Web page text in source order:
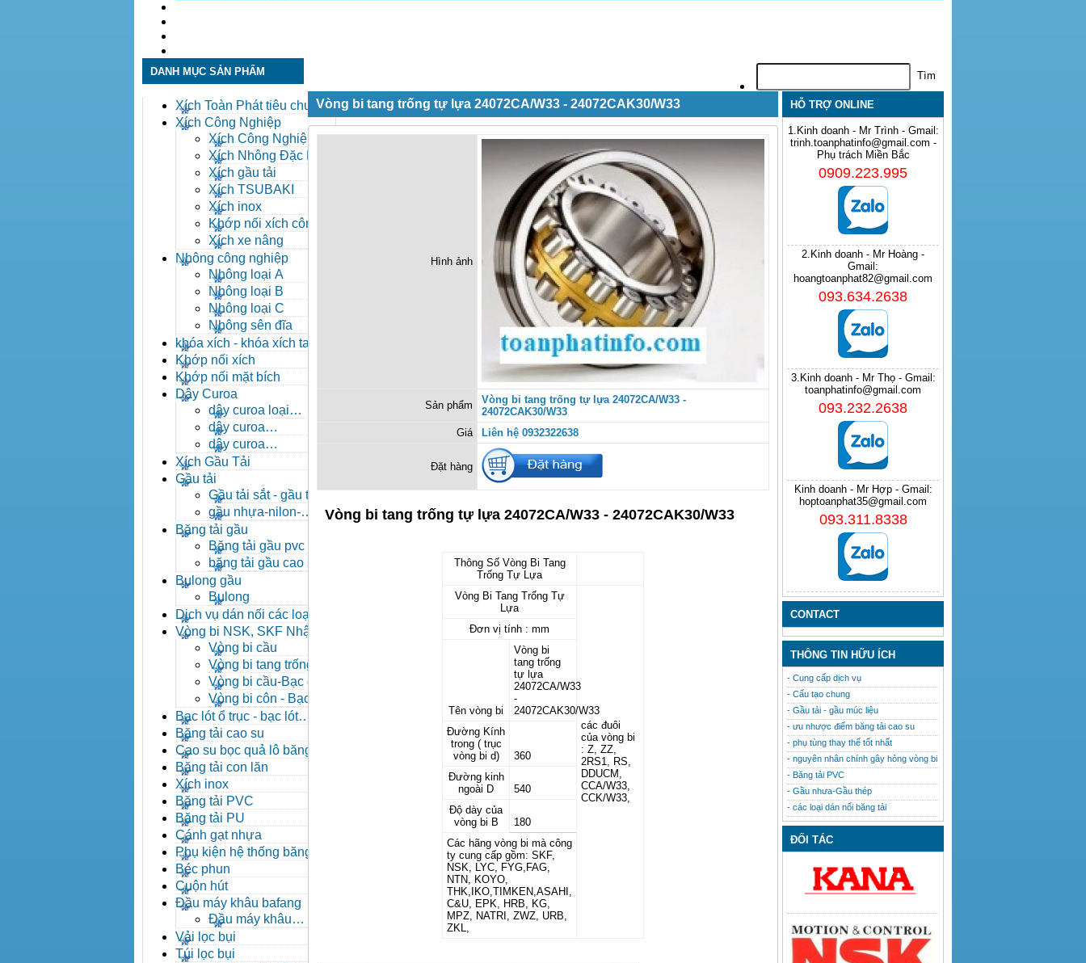
DANH MỤC SẢN PHẨM
Xích Toàn Phát tiêu chuẩn
ANSI
Xích Công Nghiệp
Xích Công Nghiệp -
Xich Cong Nghiep
Xích Nhông Đặc Biệt
Xích gầu tải
Xích TSUBAKI
Xích inox
Khớp nối xích công
nghiệp
Xích xe nâng
Nhông công nghiệp
Nhông loại A
Nhông loại B
Nhông loại C
Nhông sên đĩa
khóa xích - khóa xích tai eo
- khóa xích công nghiệp
Khớp nối xích
Khớp nối mặt bích
Dây Curoa
dây curoa loại
A,B,C,D,E
dây curoa
SPZ,SPA,SPB,SPC
dây curoa
XPZ,XPA,XPB,XPC
Xích Gầu Tải
Gầu tải
Gầu tải sắt - gầu tải
inox
gầu nhựa-nilon-
HDPE
Băng tải gầu
Băng tải gầu pvc
băng tải gầu cao su
Bulong gầu
Bulong
Dịch vụ dán nối các loại
băng tải
Vòng bi NSK, SKF Nhật
Vòng bi cầu
Vòng bi tang trống tự
lựa
Vòng bi cầu-Bạc đạn
cầu
Vòng bi côn - Bạc
đạn côn
Bạc lót ổ trục - bạc lót
nhông
Băng tải cao su
Cao su bọc quả lô băng tải
Băng tải con lăn
Xích inox
Băng tải PVC
Băng tải PU
Cánh gạt nhựa
Phụ kiện hệ thống băng tải
Béc phun
Cuộn hút
Đầu máy khâu bafang
Đầu máy khâu
Bafang
Vải lọc bụi
Túi lọc bụi
Vòng bi tang trống tự lựa 24072CA/W33 - 24072CAK30/W33
Hình ảnh
Sản phẩm
Vòng bi tang trống tự lựa 24072CA/W33 -
24072CAK30/W33
Giá
Liên hệ 0932322638
Đặt hàng
Vòng bi tang trống tự lựa 24072CA/W33 - 24072CAK30/W33
Thông Số Vòng Bi Tang
Trống Tự Lựa
Vòng Bi Tang Trống Tự
Lựa
các đuôi
của vòng bi
: Z, ZZ,
2RS1, RS,
DDUCM,
CCA/W33,
CCK/W33,
Đơn vị tính : mm
Tên vòng bi
Vòng bi
tang trống
tự lựa
24072CA/W33
-
24072CAK30/W33
Đường Kính
trong ( trục
vòng bi d)
360
Đường kinh
ngoài D
540
Độ dày của
vòng bi B
180
Các hãng vòng bi mà công
ty cung cấp gồm: SKF,
NSK, LYC, FYG,FAG,
NTN, KOYO,
THK,IKO,TIMKEN,ASAHI,
C&U, EPK, HRB, KG,
MPZ, NATRI, ZWZ, URB,
ZKL,
HỖ TRỢ ONLINE
1.Kinh doanh - Mr Trình - Gmail:
trinh.toanphatinfo@gmail.com -
Phụ trách Miền Bắc
0909.223.995
2.Kinh doanh - Mr Hoàng -
Gmail:
hoangtoanphat82@gmail.com
093.634.2638
3.Kinh doanh - Mr Thọ - Gmail:
toanphatinfo@gmail.com
093.232.2638
Kinh doanh - Mr Hợp - Gmail:
hoptoanphat35@gmail.com
093.311.8338
CONTACT
THÔNG TIN HỮU ÍCH
- Cung cấp dịch vụ
- Cấu tạo chung
- Gầu tải - gầu múc liệu
- ưu nhược điểm băng tải cao su
- phụ tùng thay thế tốt nhất
- nguyên nhân chính gây hỏng vòng bi
- Băng tải PVC
- Gầu nhưa-Gầu thép
- các loại dán nối băng tải
ĐỐI TÁC